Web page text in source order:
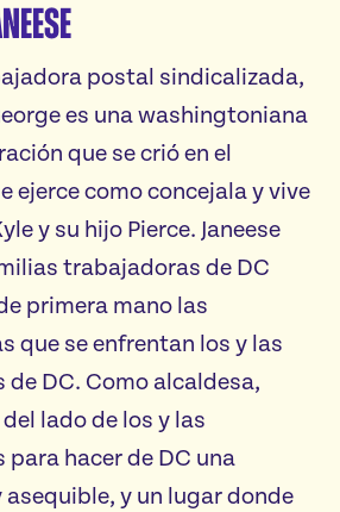
postal sindicalizada,
es una washingtoniana
que se crió en el
ejerce como concejala y vive
y su hijo Pierce. Janeese
trabajadoras de DC
primera mano las
que se enfrentan los y las
DC. Como alcaldesa,
lado de los y las
hacer de DC una
y un lugar donde